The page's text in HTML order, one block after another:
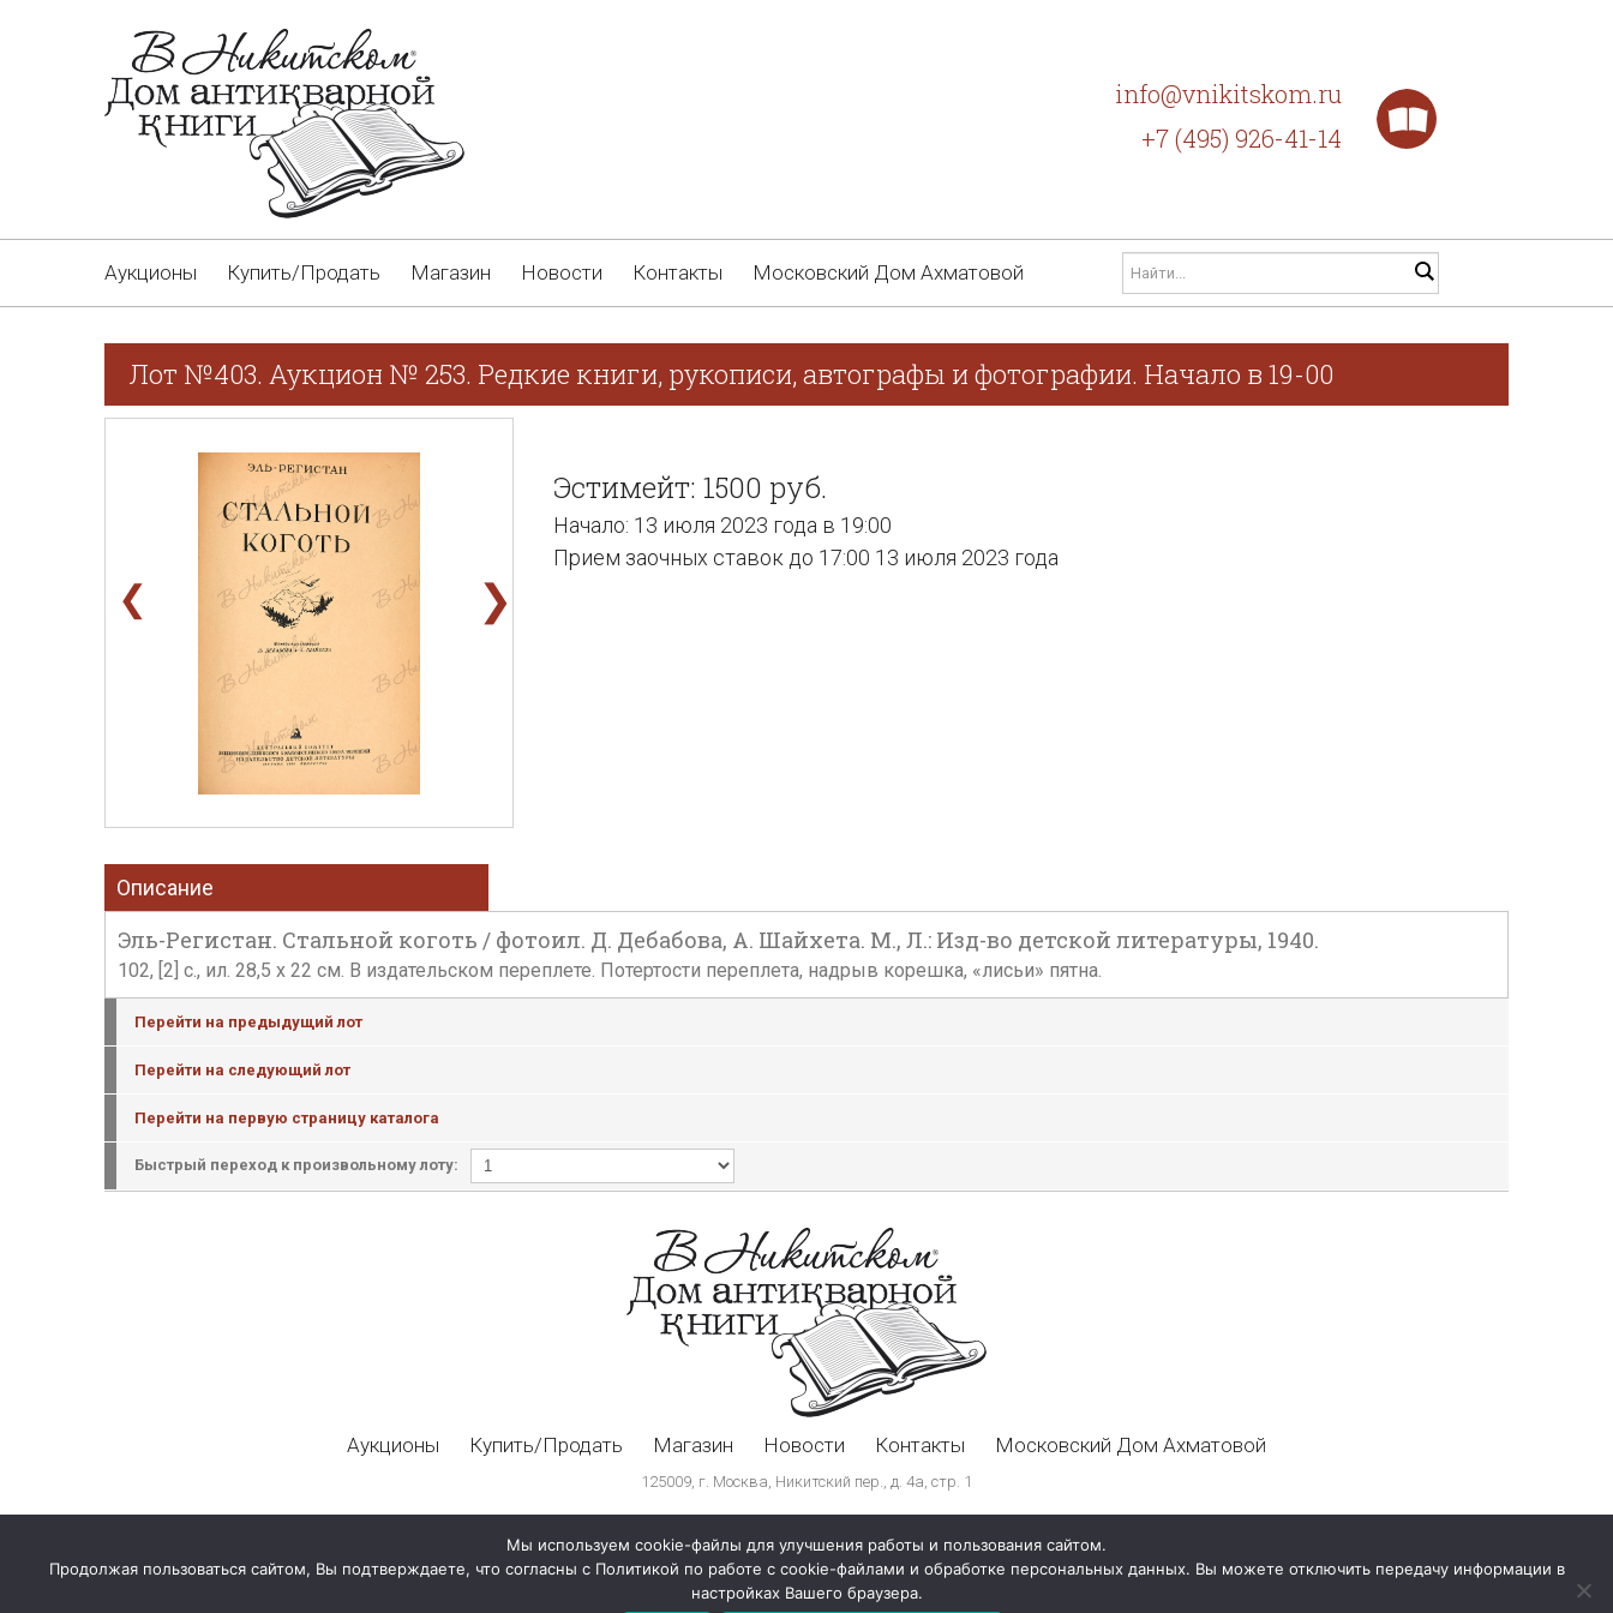
info@vnikitskom.ru
+7 (495) 926-41-14
Аукционы Купить/Продать Магазин Новости Контакты Московский Дом Ахматовой
Лот №403. Аукцион № 253. Редкие книги, рукописи, автографы и фотографии. Начало в 19-00
❮ ❯
Эстимейт: 1500 руб.
Начало: 13 июля 2023 года в 19:00
Прием заочных ставок до 17:00 13 июля 2023 года
Описание
Эль-Регистан. Стальной коготь / фотоил. Д. Дебабова, А. Шайхета. М., Л.: Изд-во детской литературы, 1940.
102, [2] с., ил. 28,5 х 22 см. В издательском переплете. Потертости переплета, надрыв корешка, «лисьи» пятна.
Перейти на предыдущий лот
Перейти на следующий лот
Перейти на первую страницу каталога
Быстрый переход к произвольному лоту:
Аукционы Купить/Продать Магазин Новости Контакты Московский Дом Ахматовой
125009, г. Москва, Никитский пер., д. 4а, стр. 1
Мы используем cookie-файлы для улучшения работы и пользования сайтом.
Продолжая пользоваться сайтом, Вы подтверждаете, что согласны с Политикой по работе с cookie-файлами и обработке персональных данных. Вы можете отключить передачу информации в
настройках Вашего браузера.